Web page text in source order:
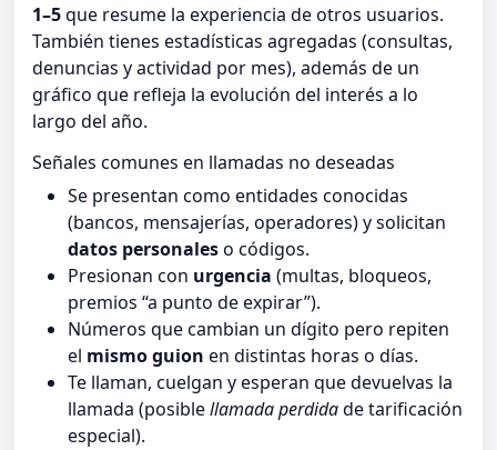
1–5que resume la experiencia de otros usuarios.
También tienes estadísticas agregadas (consultas,
denuncias y actividad por mes), además de un
gráfico que refleja la evolución del interés a lo
largo del año.
Señales comunes en llamadas no deseadas
Se presentan como entidades conocidas
(bancos, mensajerías, operadores) y solicitan
datos personaleso códigos.
Presionan con urgencia (multas, bloqueos,
premios “a punto de expirar”).
Números que cambian un dígito pero repiten
el mismo guion en distintas horas o días.
Te llaman, cuelgan y esperan que devuelvas la
llamada (posiblellamada perdidade tarificación
especial).